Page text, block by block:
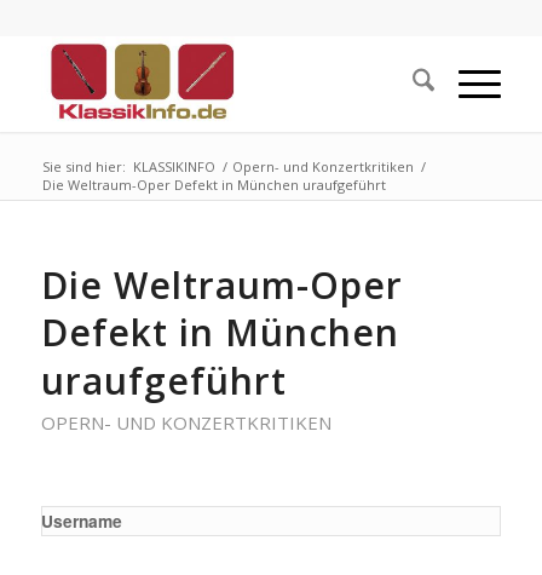
Sie sind hier: KLASSIKINFO / Opern- und Konzertkritiken /
Die Weltraum-Oper Defekt in München uraufgeführt
Die Weltraum-Oper
Defekt in München
uraufgeführt
OPERN- UND KONZERTKRITIKEN
Username